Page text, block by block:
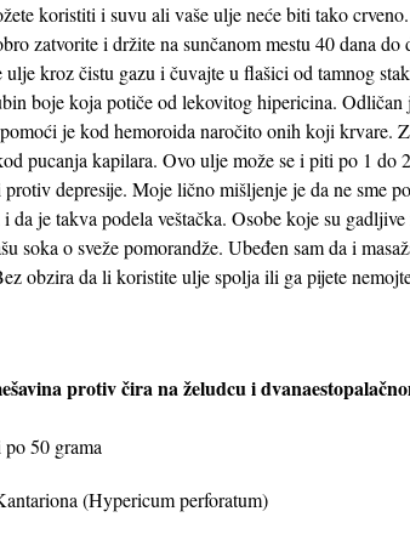
koristiti i suvu ali vaše ulje neće biti tako
zatvorite i držite na sunčanom mestu 40 dana
ulje kroz čistu gazu i čuvajte u flašici od tamnog
boje koja potiče od lekovitog hipericina.
je kod hemoroida naročito onih koji krvare.
pucanja kapilara. Ovo ulje može se i piti po 1 do
depresije. Moje lično mišljenje je da ne sme
da je takva podela veštačka. Osobe koje su
soka o sveže pomorandže. Ubeđen sam da i
obzira da li koristite ulje spolja ili ga pijete
protiv čira na želudcu i
po 50 grama
(Hypericum perforatum)